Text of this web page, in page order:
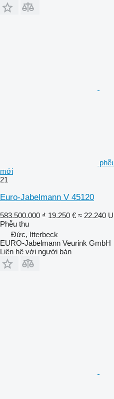
mới
21
Euro-Jabelmann V 45120
583.500.000 ₫ 19.250 € ≈ 22.240
Phễu thu
Đức, Itterbeck
EURO-Jabelmann Veurink GmbH
Liên hệ với người bán